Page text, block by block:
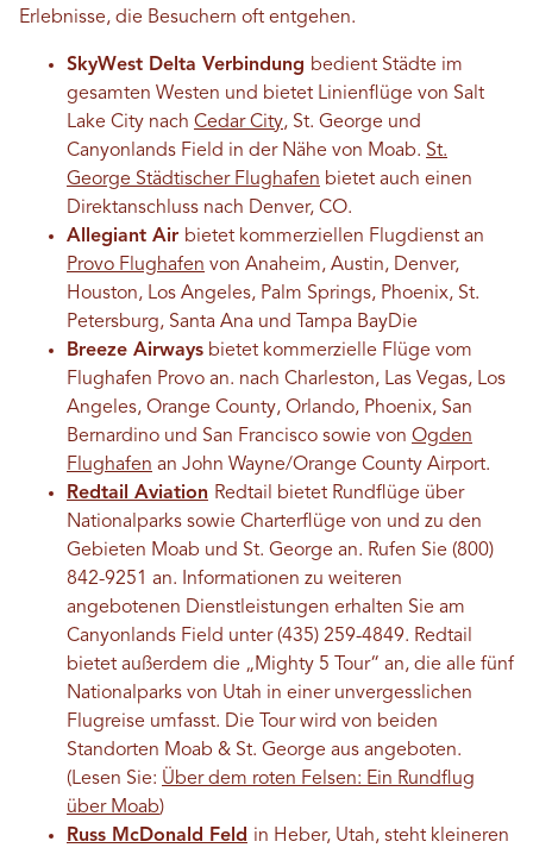
Erlebnisse, die Besuchern oft entgehen.
SkyWest Delta Verbindung bedient Städte im
gesamten Westen und bietet Linienflüge von Salt
Lake City nach Cedar City, St. George und
Canyonlands Field in der Nähe von Moab. St.
George Städtischer Flughafen bietet auch einen
Direktanschluss nach Denver, CO.
Allegiant Air bietet kommerziellen Flugdienst an
Provo Flughafen von Anaheim, Austin, Denver,
Houston, Los Angeles, Palm Springs, Phoenix, St.
Petersburg, Santa Ana und Tampa BayDie
Breeze Airways bietet kommerzielle Flüge vom
Flughafen Provo an. nach Charleston, Las Vegas, Los
Angeles, Orange County, Orlando, Phoenix, San
Bernardino und San Francisco sowie von Ogden
Flughafen an John Wayne/Orange County Airport.
Redtail Aviation Redtail bietet Rundflüge über
Nationalparks sowie Charterflüge von und zu den
Gebieten Moab und St. George an. Rufen Sie (800)
842-9251 an. Informationen zu weiteren
angebotenen Dienstleistungen erhalten Sie am
Canyonlands Field unter (435) 259-4849. Redtail
bietet außerdem die „Mighty 5 Tour“ an, die alle fünf
Nationalparks von Utah in einer unvergesslichen
Flugreise umfasst. Die Tour wird von beiden
Standorten Moab & St. George aus angeboten.
(Lesen Sie: Über dem roten Felsen: Ein Rundflug
über Moab)
Russ McDonald Feld in Heber, Utah, steht kleineren